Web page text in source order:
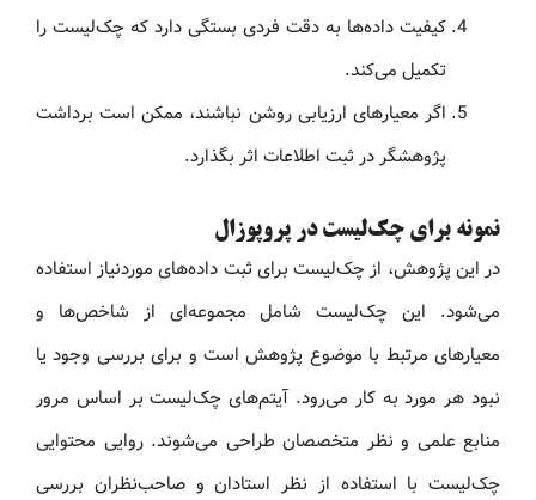
کیفیت داده‌ها به دقت فردی بستگی دارد که چک‌لیست را
تکمیل می‌کند.
اگر معیارهای ارزیابی روشن نباشند، ممکن است برداشت
پژوهشگر در ثبت اطلاعات اثر بگذارد.
نمونه برای چک‌لیست در پروپوزال
در این پژوهش، از چک‌لیست برای ثبت داده‌های موردنیاز استفاده
می‌شود. این چک‌لیست شامل مجموعه‌ای از شاخص‌ها و
معیارهای مرتبط با موضوع پژوهش است و برای بررسی وجود یا
نبود هر مورد به کار می‌رود. آیتم‌های چک‌لیست بر اساس مرور
منابع علمی و نظر متخصصان طراحی می‌شوند. روایی محتوایی
چک‌لیست با استفاده از نظر استادان و صاحب‌نظران بررسی